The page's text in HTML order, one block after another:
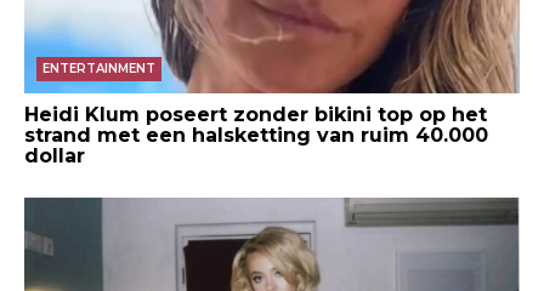
ENTERTAINMENT
Heidi Klum poseert zonder bikini top op het
strand met een halsketting van ruim 40.000
dollar